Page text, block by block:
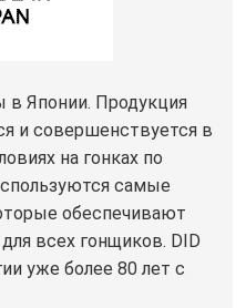
в Японии. Продукция
и совершенствуется в
на гонках по
самые
обеспечивают
всех гонщиков. DID
уже более 80 лет с